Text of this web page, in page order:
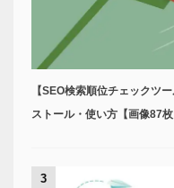
【SEO検索順位チェックツ
ストール・使い方【画像87枚
3